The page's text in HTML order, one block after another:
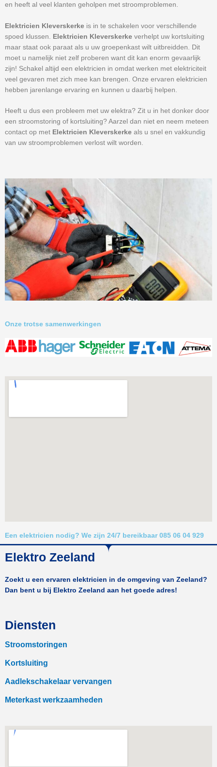
en heeft al veel klanten geholpen met stroomproblemen.
Elektricien Kleverskerke is in te schakelen voor verschillende
spoed klussen. Elektricien Kleverskerke verhelpt uw kortsluiting
maar staat ook paraat als u uw groepenkast wilt uitbreidden. Dit
moet u namelijk niet zelf proberen want dit kan enorm gevaarlijk
zijn! Schakel altijd een elektricien in omdat werken met elektriciteit
veel gevaren met zich mee kan brengen. Onze ervaren elektricien
hebben jarenlange ervaring en kunnen u daarbij helpen.
Heeft u dus een probleem met uw elektra? Zit u in het donker door
een stroomstoring of kortsluiting? Aarzel dan niet en neem meteen
contact op met Elektricien Kleverskerke als u snel en vakkundig
van uw stroomproblemen verlost wilt worden.
Onze trotse samenwerkingen
Een elektricien nodig? We zijn 24/7 bereikbaar 085 06 04 929
Elektro Zeeland
Zoekt u een ervaren elektricien in de omgeving van Zeeland?
Dan bent u bij Elektro Zeeland aan het goede adres!
Diensten
Stroomstoringen
Kortsluiting
Aadlekschakelaar vervangen
Meterkast werkzaamheden